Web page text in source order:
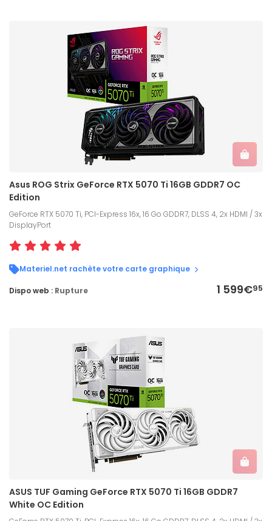
Asus ROG Strix GeForce RTX 5070 Ti 16GB GDDR7 OC
Edition
GeForce RTX 5070 Ti, PCI-Express 16x, 16 Go GDDR7, DLSS 4, 2x HDMI / 3x
DisplayPort
Materiel.net rachète votre carte graphique
1 599€95
Dispo web : Rupture
ASUS TUF Gaming GeForce RTX 5070 Ti 16GB GDDR7
White OC Edition